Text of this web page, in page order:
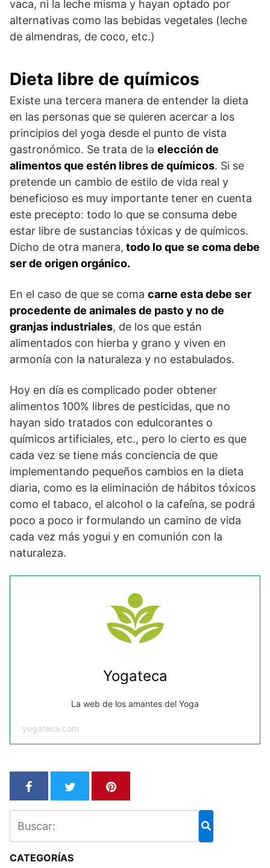
vaca, ni la leche misma y hayan optado por
alternativas como las bebidas vegetales (leche
de almendras, de coco, etc.)
Dieta libre de químicos
Existe una tercera manera de entender la dieta
en las personas que se quieren acercar a los
principios del yoga desde el punto de vista
gastronómico. Se trata de la elección de
alimentos que estén libres de químicos. Si se
pretende un cambio de estilo de vida real y
beneficioso es muy importante tener en cuenta
este precepto: todo lo que se consuma debe
estar libre de sustancias tóxicas y de químicos.
Dicho de otra manera, todo lo que se coma debe
ser de origen orgánico.
En el caso de que se coma carne esta debe ser
procedente de animales de pasto y no de
granjas industriales, de los que están
alimentados con hierba y grano y viven en
armonía con la naturaleza y no estabulados.
Hoy en día es complicado poder obtener
alimentos 100% libres de pesticidas, que no
hayan sido tratados con edulcorantes o
químicos artificiales, etc., pero lo cierto es que
cada vez se tiene más conciencia de que
implementando pequeños cambios en la dieta
diaria, como es la eliminación de hábitos tóxicos
como el tabaco, el alcohol o la cafeína, se podrá
poco a poco ir formulando un camino de vida
cada vez más yogui y en comunión con la
naturaleza.
Yogateca
La web de los amantes del Yoga
yogateca.com
CATEGORÍAS